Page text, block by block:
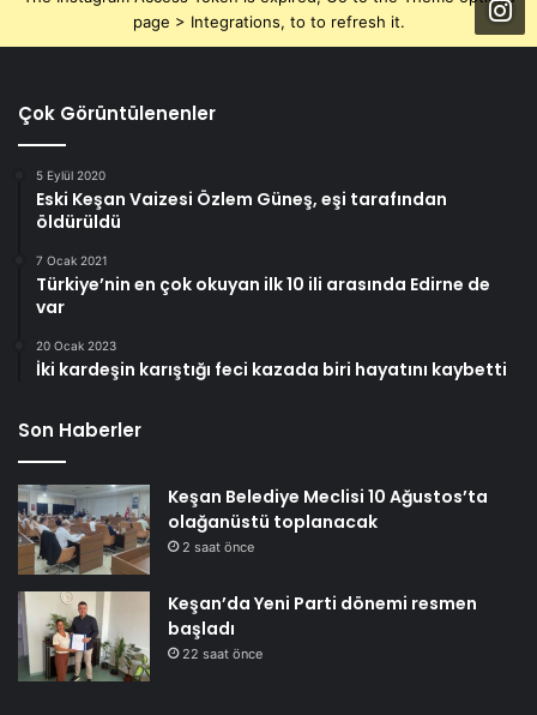
page > Integrations, to to refresh it.
Çok Görüntülenenler
5 Eylül 2020
Eski Keşan Vaizesi Özlem Güneş, eşi tarafından
öldürüldü
7 Ocak 2021
Türkiye’nin en çok okuyan ilk 10 ili arasında Edirne de
var
20 Ocak 2023
İki kardeşin karıştığı feci kazada biri hayatını kaybetti
Son Haberler
Keşan Belediye Meclisi 10 Ağustos’ta
olağanüstü toplanacak
2 saat önce
Keşan’da Yeni Parti dönemi resmen
başladı
22 saat önce